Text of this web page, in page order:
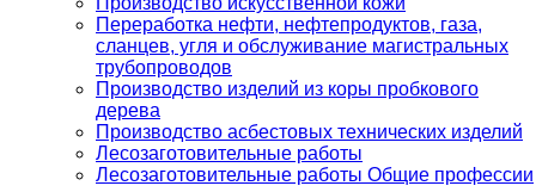
Переработка нефти, нефтепродуктов, газа,
сланцев, угля и обслуживание магистральных
трубопроводов
Производство изделий из коры пробкового
дерева
Производство асбестовых технических изделий
Лесозаготовительные работы
Лесозаготовительные работы Общие профессии